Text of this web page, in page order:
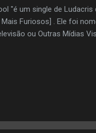
"é um single de
Furiosos] . Ele foi
ou Outras Mídias